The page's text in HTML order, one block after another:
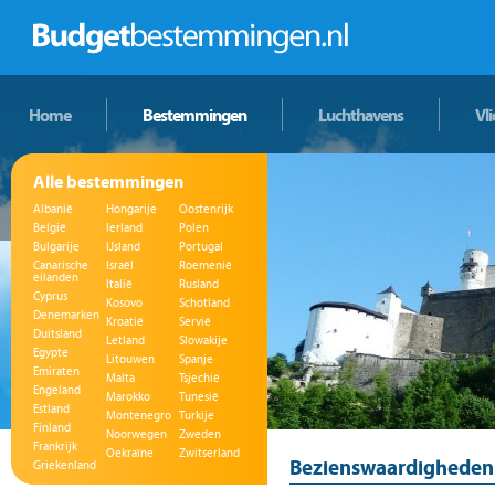
Home Bestemmingen Luchthavens
Alle bestemmingen
Albanië
België
Bulgarije
Canarische
eilanden
Cyprus
Denemarken
Duitsland
Egypte
Emiraten
Engeland
Estland
Finland
Frankrijk
Griekenland
Hongarije
Ierland
IJsland
Israël
Italië
Kosovo
Kroatië
Letland
Litouwen
Malta
Marokko
Montenegro
Noorwegen
Oekraïne
Oostenrijk
Polen
Portugal
Roemenië
Rusland
Schotland
Servië
Slowakije
Spanje
Tsjechië
Tunesië
Turkije
Zweden
Zwitserland